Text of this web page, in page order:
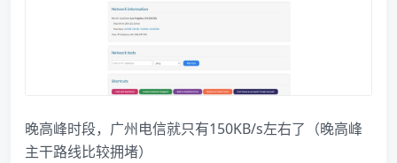
晚高峰时段，广州电信就只有150KB/s左右了（晚高峰
主干路线比较拥堵）